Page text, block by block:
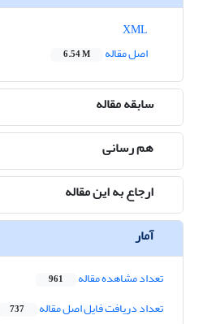
اصل مقاله
6.54 M
سابقه مقاله
هم رسانی
ارجاع به این مقاله
آمار
تعداد مشاهده مقاله 961
تعداد دریافت فایل اصل مقاله 737